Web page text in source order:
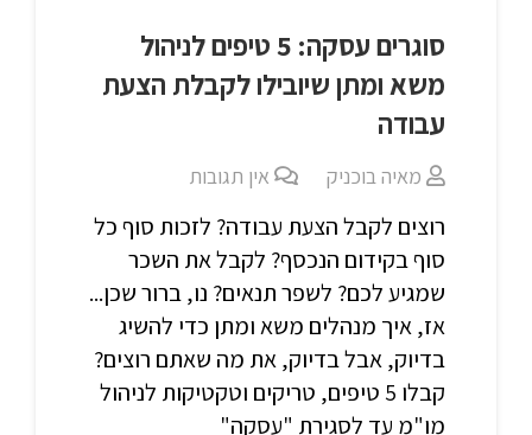
סוגרים עסקה: 5 טיפים לניהול
משא ומתן שיובילו לקבלת הצעת
עבודה
מאיה בוכניק אין תגובות
רוצים לקבל הצעת עבודה? לזכות סוף כל
סוף בקידום הנכסף? לקבל את השכר
שמגיע לכם? לשפר תנאים? נו, ברור שכן...
אז, איך מנהלים משא ומתן כדי להשיג
בדיוק, אבל בדיוק, את מה שאתם רוצים?
קבלו 5 טיפים, טריקים וטקטיקות לניהול
מו"מ עד לסגירת "עסקה"